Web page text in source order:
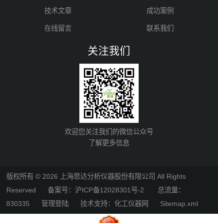
技术文章 成功案例
在线留言 联系我们
关注我们
欢迎您关注我们的微信公众号
了解更多信息
版权所有 © 2026 上海思达分析仪器股份有限公司 All Rights
Reserved备案号：沪ICP备12028301号-2
总流量：
830335 管理登陆 技术支持：化工仪器网 Sitemap.xml